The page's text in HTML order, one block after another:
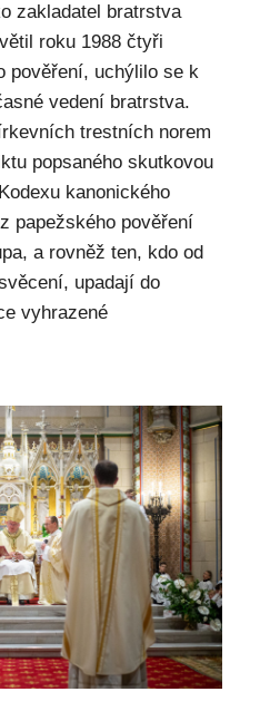
zakladatel bratrstva
roku 1988 čtyři
pověření, uchýlilo se k
vedení bratrstva.
trestních norem
popsaného skutkovou
kanonického
papežského pověření
a rovněž ten, kdo od
upadají do
vyhrazené